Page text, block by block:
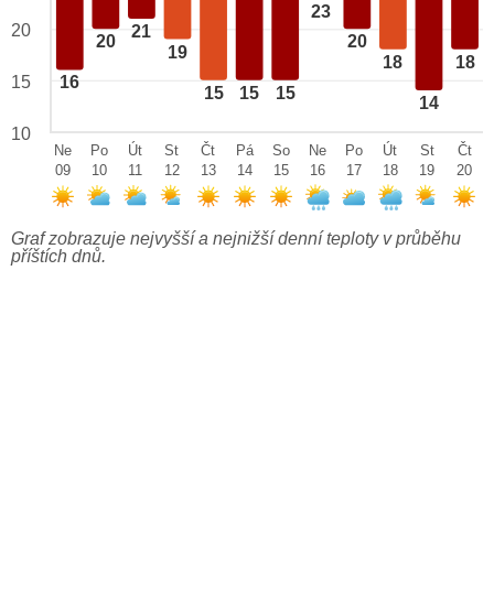
16
20
21
19
15 15 15
23
20
18
14
18
20
15
10
Ne
09
Po
10
Út
11
St
12
Čt
13
Pá
14
So
15
Ne
16
Po
17
Út
18
St
19
Čt
20
Graf zobrazuje nejvyšší a nejnižší denní teploty v průběhu
příštích dnů.